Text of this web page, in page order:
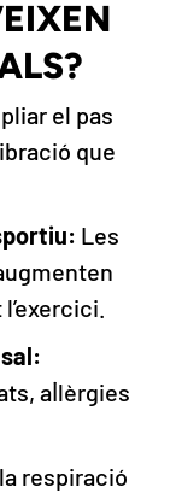
el pas
que
Les
al·lèrgies
respiració